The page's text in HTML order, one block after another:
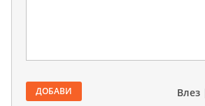
ДОБАВИ Влез